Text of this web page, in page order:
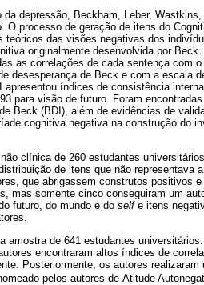
depressão, Beckham, Leber,
processo de geração de itens do
das visões negativas dos
originalmente desenvolvida por
as correlações de cada sentença com
desesperança de Beck e com a escala
índices de consistência
para visão de futuro. Foram
Beck (BDI), além de evidências de
cognitiva negativa na construção do
clínica de 260 estudantes
de itens que não representava
que abrigassem construtos positivos
mas somente cinco conseguiram um
futuro, do mundo e do selfe itens
de 641 estudantes
encontraram altos índices de
Posteriormente, os autores realizaram
pelos autores de Atitude